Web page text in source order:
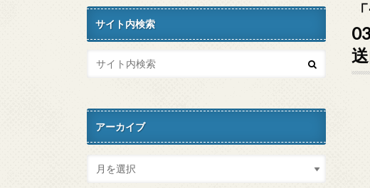
サイト内検索
アーカイブ